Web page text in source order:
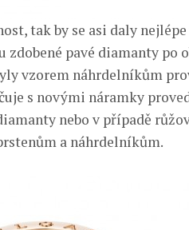
tak by se asi daly
pavé diamanty po
vzorem náhrdelníkům
s novými náramky
nebo v případě
a náhrdelníkům.